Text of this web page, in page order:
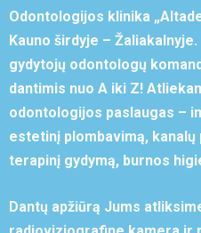
Odontologijos klinika
Kauno širdyje –
gydytojų odontologų
dantimis nuo A iki Z!
odontologijos paslaugas –
estetinį plombavimą, kanalų
terapinį gydymą, burnos
Dantų apžiūrą Jums